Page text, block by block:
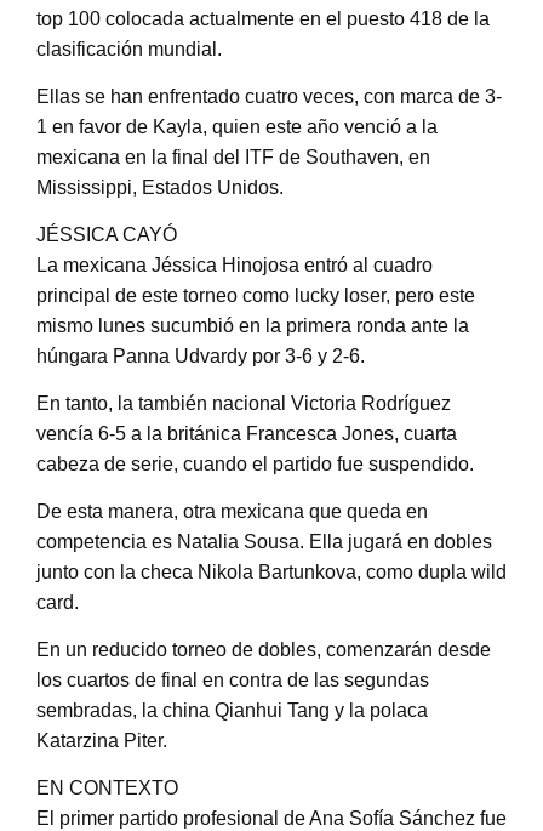
top 100 colocada actualmente en el puesto 418 de la
clasificación mundial.
Ellas se han enfrentado cuatro veces, con marca de 3-
1 en favor de Kayla, quien este año venció a la
mexicana en la final del ITF de Southaven, en
Mississippi, Estados Unidos.
JÉSSICA CAYÓ
La mexicana Jéssica Hinojosa entró al cuadro
principal de este torneo como lucky loser, pero este
mismo lunes sucumbió en la primera ronda ante la
húngara Panna Udvardy por 3-6 y 2-6.
En tanto, la también nacional Victoria Rodríguez
vencía 6-5 a la británica Francesca Jones, cuarta
cabeza de serie, cuando el partido fue suspendido.
De esta manera, otra mexicana que queda en
competencia es Natalia Sousa. Ella jugará en dobles
junto con la checa Nikola Bartunkova, como dupla wild
card.
En un reducido torneo de dobles, comenzarán desde
los cuartos de final en contra de las segundas
sembradas, la china Qianhui Tang y la polaca
Katarzina Piter.
EN CONTEXTO
El primer partido profesional de Ana Sofía Sánchez fue